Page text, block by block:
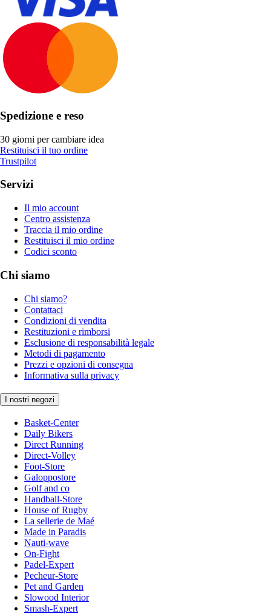
Spedizione e reso
30 giorni per cambiare idea
Restituisci il tuo ordine
Trustpilot
Servizi
Il mio account
Centro assistenza
Traccia il mio ordine
Restituisci il mio ordine
Codici sconto
Chi siamo
Chi siamo?
Contattaci
Condizioni di vendita
Restituzioni e rimborsi
Esclusione di responsabilità legale
Metodi di pagamento
Prezzi e opzioni di consegna
Informativa sulla privacy
I nostri negozi
Basket-Center
Daily Bikers
Direct Running
Direct-Volley
Foot-Store
Galoppostore
Golf and co
Handball-Store
House of Rugby
La sellerie de Maé
Made in Paradis
Nauti-wave
On-Fight
Padel-Expert
Pecheur-Store
Pet and Garden
Slowood Interior
Smash-Expert